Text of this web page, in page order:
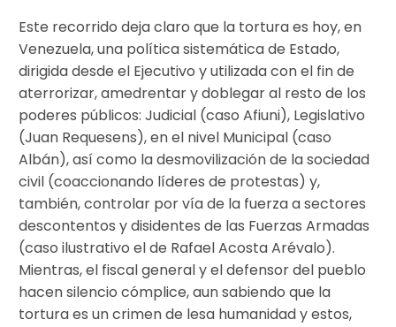
Este recorrido deja claro que la tortura es hoy, en
Venezuela, una política sistemática de Estado,
dirigida desde el Ejecutivo y utilizada con el fin de
aterrorizar, amedrentar y doblegar al resto de los
poderes públicos: Judicial (caso Afiuni), Legislativo
(Juan Requesens), en el nivel Municipal (caso
Albán), así como la desmovilización de la sociedad
civil (coaccionando líderes de protestas) y,
también, controlar por vía de la fuerza a sectores
descontentos y disidentes de las Fuerzas Armadas
(caso ilustrativo el de Rafael Acosta Arévalo).
Mientras, el fiscal general y el defensor del pueblo
hacen silencio cómplice, aun sabiendo que la
tortura es un crimen de lesa humanidad y estos,